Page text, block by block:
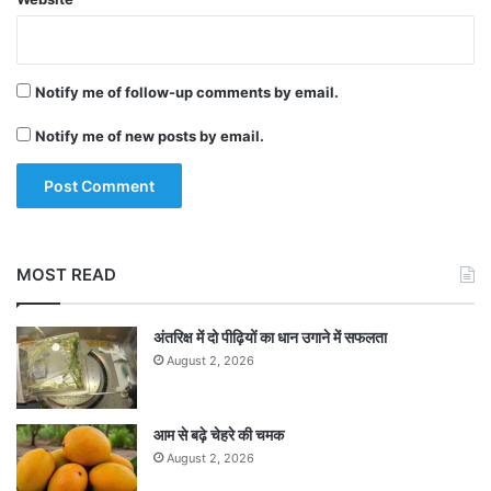
Notify me of follow-up comments by email.
Notify me of new posts by email.
MOST READ
अंतरिक्ष में दो पीढ़ियों का धान उगाने में सफलता
August 2, 2026
आम से बढ़े चेहरे की चमक
August 2, 2026